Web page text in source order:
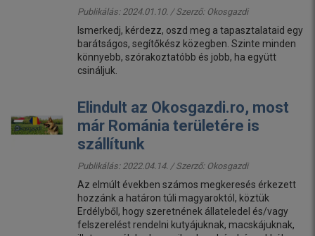
Publikálás: 2024.01.10. / Szerző: Okosgazdi
Ismerkedj, kérdezz, oszd meg a tapasztalataid egy
barátságos, segítőkész közegben. Szinte minden
könnyebb, szórakoztatóbb és jobb, ha együtt
csináljuk.
Elindult az Okosgazdi.ro, most
már Románia területére is
szállítunk
Publikálás: 2022.04.14. / Szerző: Okosgazdi
Az elmúlt években számos megkeresés érkezett
hozzánk a határon túli magyaroktól, köztük
Erdélyből, hogy szeretnének állateledel és/vagy
felszerelést rendelni kutyájuknak, macskájuknak,